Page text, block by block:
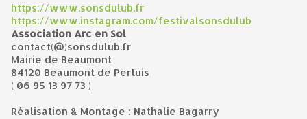
https://www.sonsdulub.fr
https://www.instagram.com/festivalsonsdulub
Association Arc en Sol
contact(@)sonsdulub.fr
Mairie de Beaumont
84120 Beaumont de Pertuis
( 06 95 13 97 73 )
Réalisation & Montage : Nathalie Bagarry